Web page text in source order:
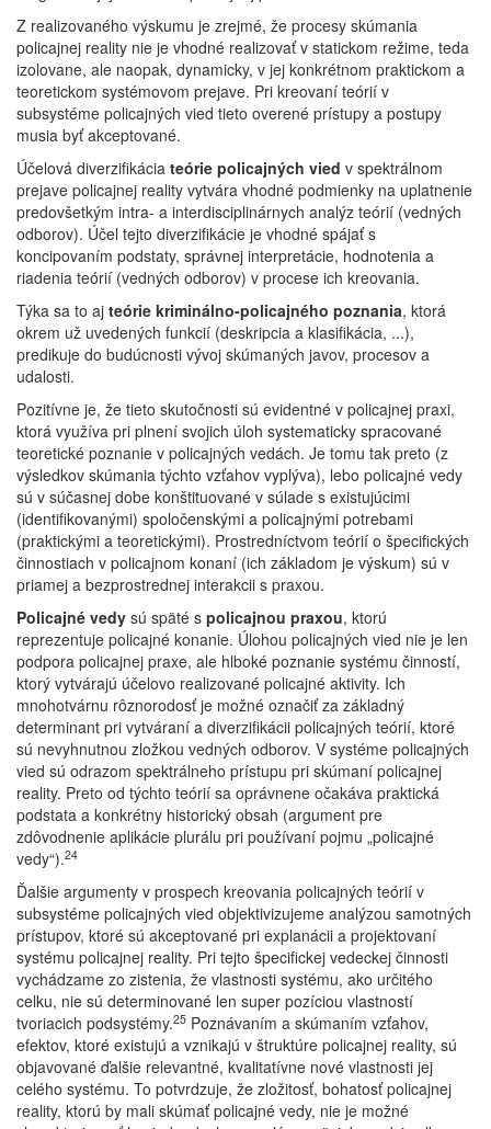
Z realizovaného výskumu je zrejmé, že procesy skúmania
policajnej reality nie je vhodné realizovať v statickom režime, teda
izolovane, ale naopak, dynamicky, v jej konkrétnom praktickom a
teoretickom systémovom prejave. Pri kreovaní teórií v
subsystéme policajných vied tieto overené prístupy a postupy
musia byť akceptované.
Účelová diverzifikácia teórie policajných vied v spektrálnom
prejave policajnej reality vytvára vhodné podmienky na uplatnenie
predovšetkým intra- a interdisciplinárnych analýz teórií (vedných
odborov). Účel tejto diverzifikácie je vhodné spájať s
koncipovaním podstaty, správnej interpretácie, hodnotenia a
riadenia teórií (vedných odborov) v procese ich kreovania.
Týka sa to aj teórie kriminálno-policajného poznania, ktorá
okrem už uvedených funkcií (deskripcia a klasifikácia, ...),
predikuje do budúcnosti vývoj skúmaných javov, procesov a
udalosti.
Pozitívne je, že tieto skutočnosti sú evidentné v policajnej praxi,
ktorá využíva pri plnení svojich úloh systematicky spracované
teoretické poznanie v policajných vedách. Je tomu tak preto (z
výsledkov skúmania týchto vzťahov vyplýva), lebo policajné vedy
sú v súčasnej dobe konštituované v súlade s existujúcimi
(identifikovanými) spoločenskými a policajnými potrebami
(praktickými a teoretickými). Prostredníctvom teórií o špecifických
činnostiach v policajnom konaní (ich základom je výskum) sú v
priamej a bezprostrednej interakcii s praxou.
Policajné vedy sú späté s policajnou praxou, ktorú
reprezentuje policajné konanie. Úlohou policajných vied nie je len
podpora policajnej praxe, ale hlboké poznanie systému činností,
ktorý vytvárajú účelovo realizované policajné aktivity. Ich
mnohotvárnu rôznorodosť je možné označiť za základný
determinant pri vytváraní a diverzifikácii policajných teórií, ktoré
sú nevyhnutnou zložkou vedných odborov. V systéme policajných
vied sú odrazom spektrálneho prístupu pri skúmaní policajnej
reality. Preto od týchto teórií sa oprávnene očakáva praktická
podstata a konkrétny historický obsah (argument pre
zdôvodnenie aplikácie plurálu pri používaní pojmu „policajné
vedy“).24
Ďalšie argumenty v prospech kreovania policajných teórií v
subsystéme policajných vied objektivizujeme analýzou samotných
prístupov, ktoré sú akceptované pri explanácii a projektovaní
systému policajnej reality. Pri tejto špecifickej vedeckej činnosti
vychádzame zo zistenia, že vlastnosti systému, ako určitého
celku, nie sú determinované len super pozíciou vlastností
tvoriacich podsystémy.25 Poznávaním a skúmaním vzťahov,
efektov, ktoré existujú a vznikajú v štruktúre policajnej reality, sú
objavované ďalšie relevantné, kvalitatívne nové vlastnosti jej
celého systému. To potvrdzuje, že zložitosť, bohatosť policajnej
reality, ktorú by mali skúmať policajné vedy, nie je možné